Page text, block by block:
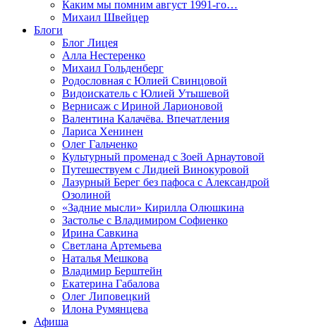
Каким мы помним август 1991-го…
Михаил Швейцер
Блоги
Блог Лицея
Алла Нестеренко
Михаил Гольденберг
Родословная с Юлией Свинцовой
Видоискатель с Юлией Утышевой
Вернисаж с Ириной Ларионовой
Валентина Калачёва. Впечатления
Лариса Хенинен
Олег Гальченко
Культурный променад с Зоей Арнаутовой
Путешествуем с Лидией Винокуровой
Лазурный Берег без пафоса с Александрой
Озолиной
«Задние мысли» Кирилла Олюшкина
Застолье с Владимиром Софиенко
Ирина Савкина
Светлана Артемьева
Наталья Мешкова
Владимир Берштейн
Екатерина Габалова
Олег Липовецкий
Илона Румянцева
Афиша